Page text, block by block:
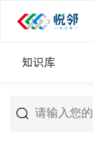
知识库